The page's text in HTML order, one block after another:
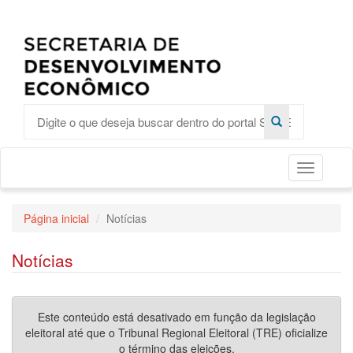
Toggle
Página inicial Notícias
Notícias
Este conteúdo está desativado em função da legislação
eleitoral até que o Tribunal Regional Eleitoral (TRE) oficialize
o término das eleições.